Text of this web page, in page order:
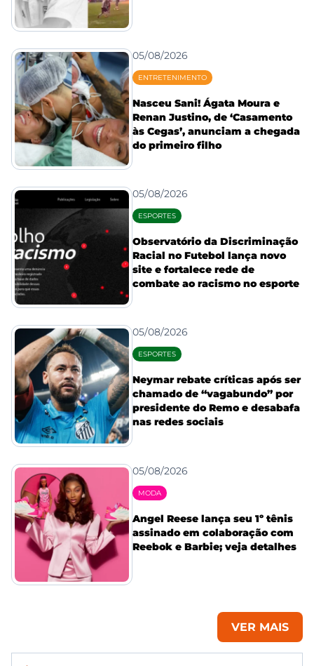
05/08/2026
ENTRETENIMENTO
Nasceu Sani! Ágata Moura e
Renan Justino, de ‘Casamento
às Cegas’, anunciam a chegada
do primeiro filho
05/08/2026
ESPORTES
Observatório da Discriminação
Racial no Futebol lança novo
site e fortalece rede de
combate ao racismo no esporte
05/08/2026
ESPORTES
Neymar rebate críticas após ser
chamado de “vagabundo” por
presidente do Remo e desabafa
nas redes sociais
05/08/2026
MODA
Angel Reese lança seu 1º tênis
assinado em colaboração com
Reebok e Barbie; veja detalhes
VER MAIS